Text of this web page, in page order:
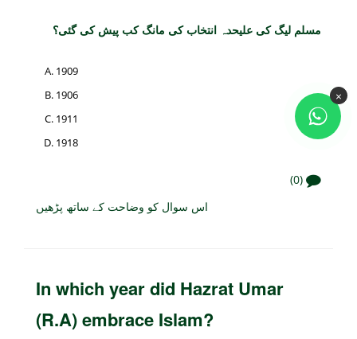
مسلم لیگ کی علیحدہ انتخاب کی مانگ کب پیش کی گئی؟
1909
1906
1911
1918
(0)
اس سوال کو وضاحت کے ساتھ پڑھیں
In which year did Hazrat Umar
(R.A) embrace Islam?
×